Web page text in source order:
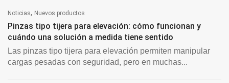
Noticias, Nuevos productos
Pinzas tipo tijera para elevación: cómo funcionan y
cuándo una solución a medida tiene sentido
Las pinzas tipo tijera para elevación permiten manipular
cargas pesadas con seguridad, pero en muchas...